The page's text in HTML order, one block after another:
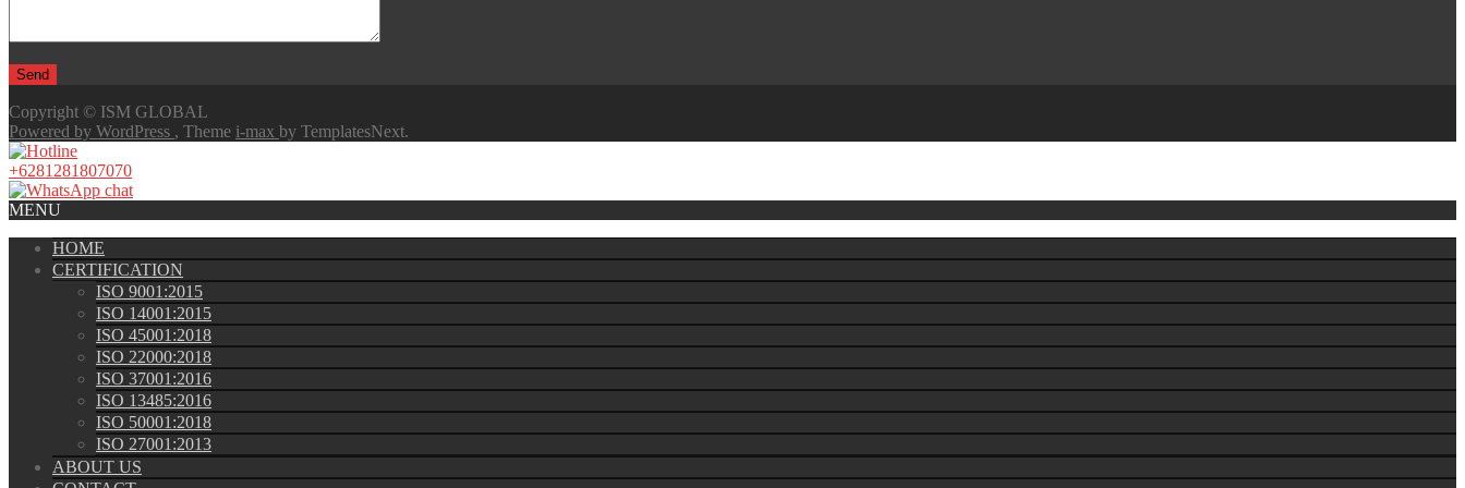
Copyright © ISM GLOBAL
Powered by WordPress , Theme i-max by TemplatesNext.
+6281281807070
MENU
HOME
CERTIFICATION
ISO 9001:2015
ISO 14001:2015
ISO 45001:2018
ISO 22000:2018
ISO 37001:2016
ISO 13485:2016
ISO 50001:2018
ISO 27001:2013
ABOUT US